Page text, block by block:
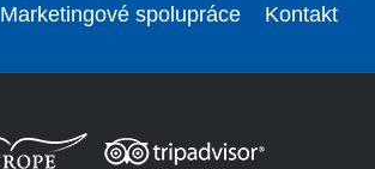
Marketingové spolupráce Kontakt